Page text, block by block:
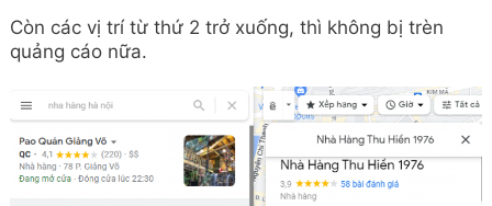
Còn các vị trí từ thứ 2 trở xuống, thì không bị trèn
quảng cáo nữa.